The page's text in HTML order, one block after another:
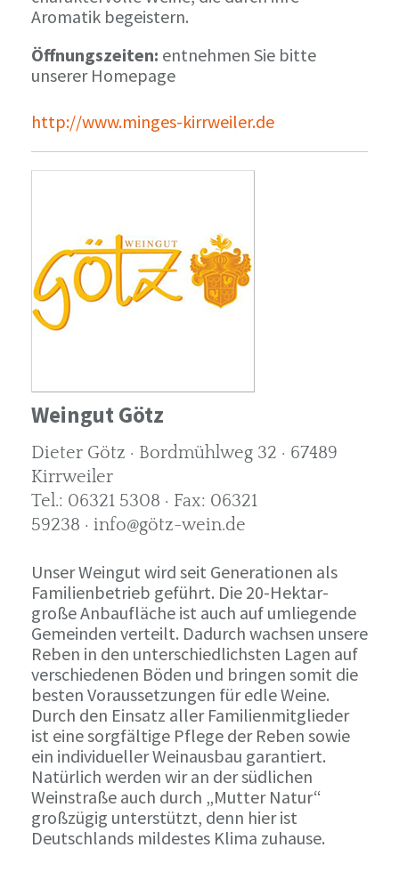
Aromatik begeistern.
Öffnungszeiten: entnehmen Sie bitte
unserer Homepage
http://www.minges-kirrweiler.de
Weingut Götz
Dieter Götz · Bordmühlweg 32 · 67489
Kirrweiler
Tel.: 06321 5308 · Fax: 06321
59238 · info@götz-wein.de
Unser Weingut wird seit Generationen als
Familienbetrieb geführt. Die 20-Hektar-
große Anbaufläche ist auch auf umliegende
Gemeinden verteilt. Dadurch wachsen unsere
Reben in den unterschiedlichsten Lagen auf
verschiedenen Böden und bringen somit die
besten Voraussetzungen für edle Weine.
Durch den Einsatz aller Familienmitglieder
ist eine sorgfältige Pflege der Reben sowie
ein individueller Weinausbau garantiert.
Natürlich werden wir an der südlichen
Weinstraße auch durch „Mutter Natur“
großzügig unterstützt, denn hier ist
Deutschlands mildestes Klima zuhause.